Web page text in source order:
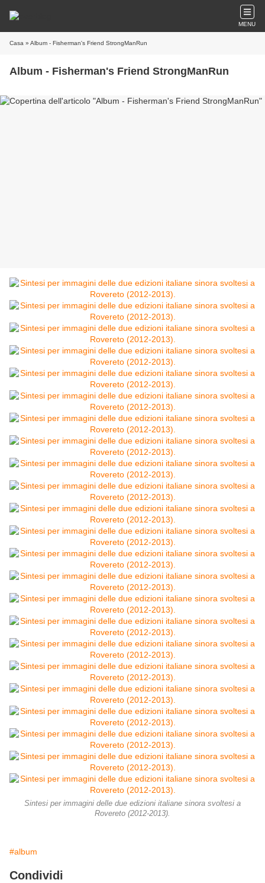
MENU
Casa » Album - Fisherman's Friend StrongManRun
Album - Fisherman's Friend StrongManRun
Sintesi per immagini delle due edizioni italiane sinora svoltesi a
Rovereto (2012-2013).
#album
Condividi